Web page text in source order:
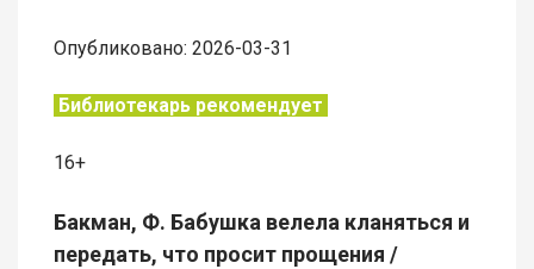
Опубликовано: 2026-03-31
Библиотекарь рекомендует
16+
Бакман, Ф. Бабушка велела кланяться и
передать, что просит прощения /